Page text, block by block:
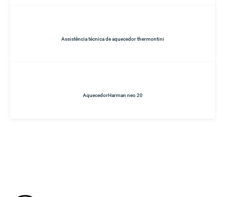
Assistência técnica de aquecedor thermontini
AquecedorHarman neo 20